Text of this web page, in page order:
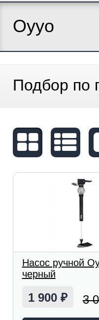
Oyyo
Подбор по
Насос ручной
черный
1 900 ₽ 3